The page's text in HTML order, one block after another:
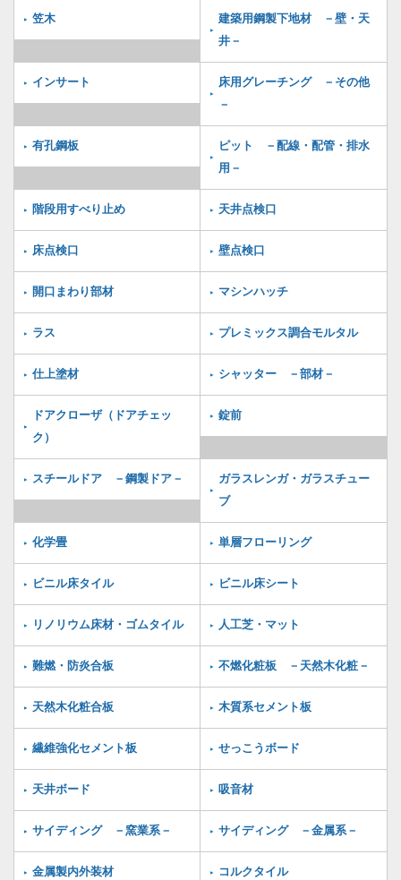
笠木
建築用鋼製下地材 －壁・天
井－
インサート
床用グレーチング －その他
－
有孔鋼板
ピット －配線・配管・排水
用－
階段用すべり止め 天井点検口
床点検口 壁点検口
開口まわり部材 マシンハッチ
ラス プレミックス調合モルタル
仕上塗材 シャッター －部材－
ドアクローザ（ドアチェッ
ク）
錠前
スチールドア －鋼製ドア－
ガラスレンガ・ガラスチュー
ブ
化学畳 単層フローリング
ビニル床タイル ビニル床シート
リノリウム床材・ゴムタイル 人工芝・マット
難燃・防炎合板 不燃化粧板 －天然木化粧－
天然木化粧合板 木質系セメント板
繊維強化セメント板 せっこうボード
天井ボード 吸音材
サイディング －窯業系－ サイディング －金属系－
金属製内外装材 コルクタイル